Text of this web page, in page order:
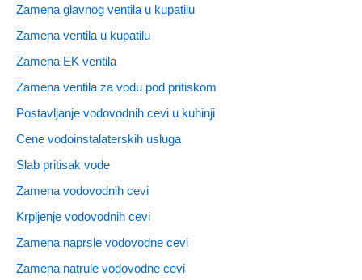
Zamena glavnog ventila u kupatilu
Zamena ventila u kupatilu
Zamena EK ventila
Zamena ventila za vodu pod pritiskom
Postavljanje vodovodnih cevi u kuhinji
Cene vodoinstalaterskih usluga
Slab pritisak vode
Zamena vodovodnih cevi
Krpljenje vodovodnih cevi
Zamena naprsle vodovodne cevi
Zamena natrule vodovodne cevi